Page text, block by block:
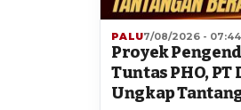
PALU7/08/2026 - 07:44
Proyek
Tuntas PHO,
Ungkap